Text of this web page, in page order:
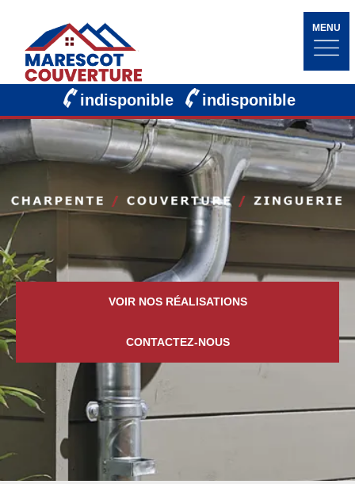
MENU
indisponible indisponible
VOIR NOS RÉALISATIONS
CONTACTEZ-NOUS